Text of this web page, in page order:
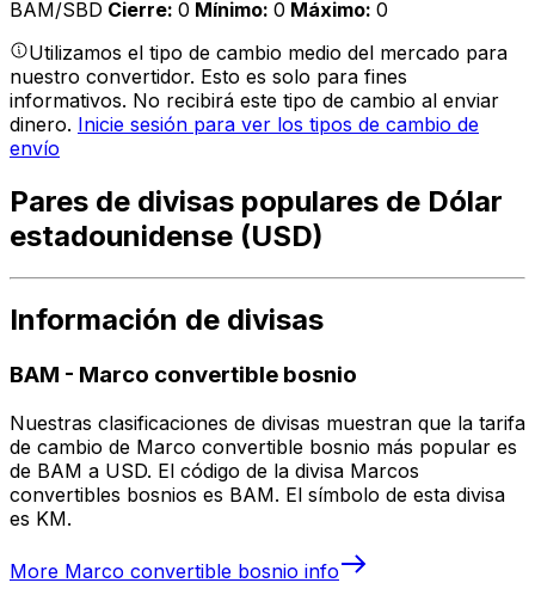
BAM/SBD Cierre: 0 Mínimo: 0 Máximo: 0
Utilizamos el tipo de cambio medio del mercado para
nuestro convertidor. Esto es solo para fines
informativos. No recibirá este tipo de cambio al enviar
dinero. Inicie sesión para ver los tipos de cambio de
envío
Pares de divisas populares de Dólar
estadounidense (USD)
Información de divisas
BAM - Marco convertible bosnio
Nuestras clasificaciones de divisas muestran que la tarifa
de cambio de Marco convertible bosnio más popular es
de BAM a USD. El código de la divisa Marcos
convertibles bosnios es BAM. El símbolo de esta divisa
es KM.
More Marco convertible bosnio info